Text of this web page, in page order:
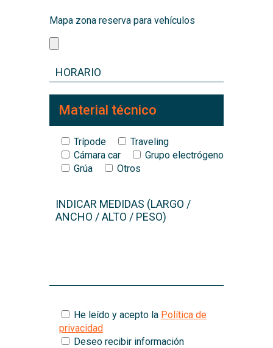
Mapa zona reserva para vehículos
Material técnico
Trípode
Traveling
Cámara car
Grupo electrógeno
Grúa
Otros
He leído y acepto la Política de
privacidad
Deseo recibir información